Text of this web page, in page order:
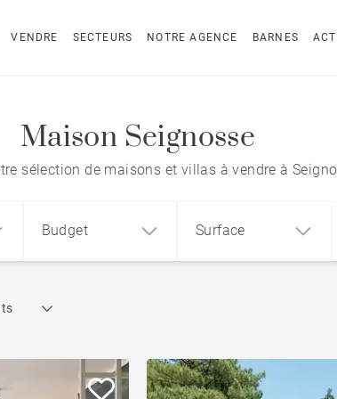
VENDRE SECTEURS NOTRE AGENCE BARNES
Maison Seignosse
sélection de maisons et villas à vendre à
Terrain
Budget Surface
Maison d’architecte